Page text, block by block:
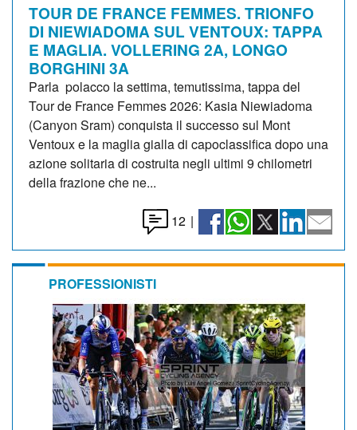
TOUR DE FRANCE FEMMES. TRIONFO
DI NIEWIADOMA SUL VENTOUX: TAPPA
E MAGLIA. VOLLERING 2A, LONGO
BORGHINI 3A
Parla polacco la settima, temutissima, tappa del
Tour de France Femmes 2026: Kasia Niewiadoma
(Canyon Sram) conquista il successo sul Mont
Ventoux e la maglia gialla di capoclassifica dopo una
azione solitaria di costruita negli ultimi 9 chilometri
della frazione che ne...
12 |
PROFESSIONISTI